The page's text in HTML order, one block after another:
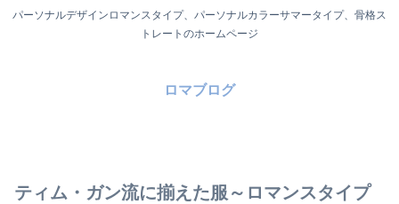
パーソナルデザインロマンスタイプ、パーソナルカラーサマータイプ、骨格ス
トレートのホームページ
ロマブログ
ティム・ガン流に揃えた服～ロマンスタイプ